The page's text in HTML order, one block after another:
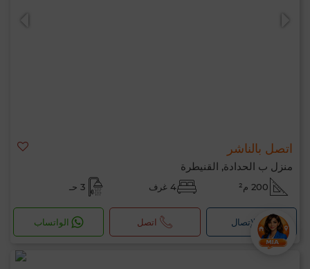
اتصل بالناشر
منزل ب الحدادة, القنيطرة
200 م² 4 غرف 3 حـ
لإتصال اتصل الواتساب